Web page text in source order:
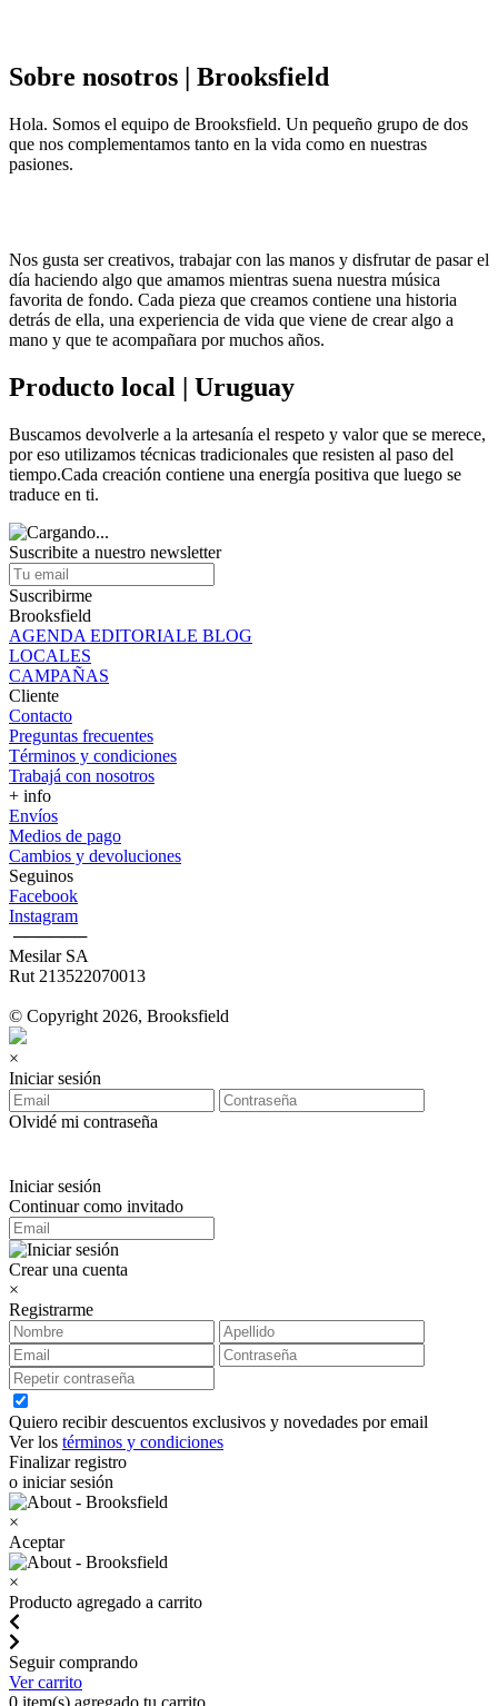
Sobre nosotros | Brooksfield
Hola. Somos el equipo de Brooksfield. Un pequeño grupo de dos
que nos complementamos tanto en la vida como en nuestras
pasiones.
Nos gusta ser creativos, trabajar con las manos y disfrutar de pasar el
día haciendo algo que amamos mientras suena nuestra música
favorita de fondo. Cada pieza que creamos contiene una historia
detrás de ella, una experiencia de vida que viene de crear algo a
mano y que te acompañara por muchos años.
Producto local | Uruguay
Buscamos devolverle a la artesanía el respeto y valor que se merece,
por eso utilizamos técnicas tradicionales que resisten al paso del
tiempo.Cada creación contiene una energía positiva que luego se
traduce en ti.
Suscribite a nuestro newsletter
Suscribirme
Brooksfield
AGENDA EDITORIALE BLOG
LOCALES
CAMPAÑAS
Cliente
Contacto
Preguntas frecuentes
Términos y condiciones
Trabajá con nosotros
+ info
Envíos
Medios de pago
Cambios y devoluciones
Seguinos
Facebook
Instagram
‎ ──────
Mesilar SA
Rut 213522070013
© Copyright 2026, Brooksfield
×
Iniciar sesión
Olvidé mi contraseña
Iniciar sesión
Continuar como invitado
Crear una cuenta
×
Registrarme
Quiero recibir descuentos exclusivos y novedades por email
Ver los términos y condiciones
Finalizar registro
o iniciar sesión
×
Aceptar
×
Producto agregado a carrito
Seguir comprando
Ver carrito
0 item(s) agregado tu carrito